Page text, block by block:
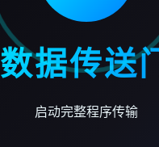
数据传送
启动完整程序传输